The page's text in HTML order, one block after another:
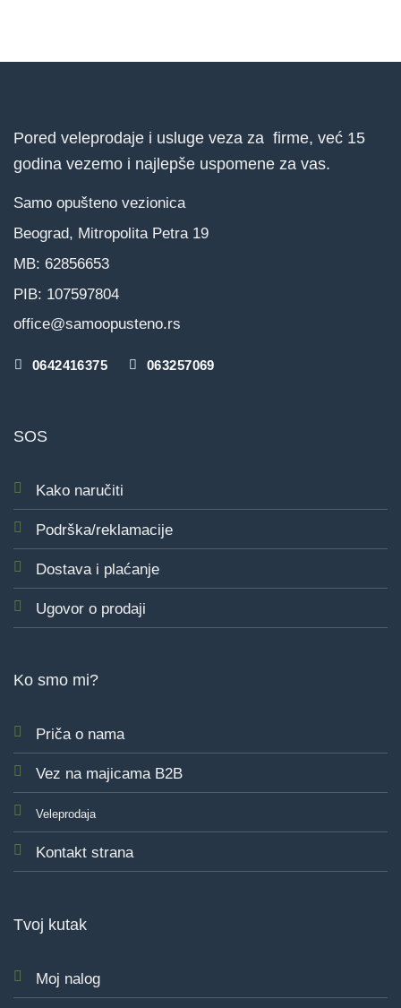
Pored veleprodaje i usluge veza za firme, već 15
godina vezemo i najlepše uspomene za vas.
Samo opušteno vezionica
Beograd, Mitropolita Petra 19
MB: 62856653
PIB: 107597804
office@samoopusteno.rs
0642416375 063257069
SOS
Kako naručiti
Podrška/reklamacije
Dostava i plaćanje
Ugovor o prodaji
Ko smo mi?
Priča o nama
Vez na majicama B2B
Veleprodaja
Kontakt strana
Tvoj kutak
Moj nalog